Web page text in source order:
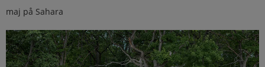
maj på Sahara